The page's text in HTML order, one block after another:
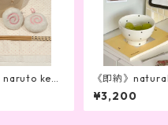
naruto key r
《即納》
bowl
¥3,200